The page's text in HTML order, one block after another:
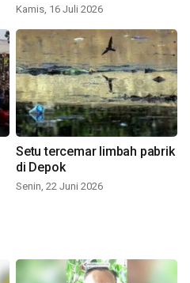
Kamis, 16 Juli 2026
Setu tercemar limbah pabrik
di Depok
Senin, 22 Juni 2026